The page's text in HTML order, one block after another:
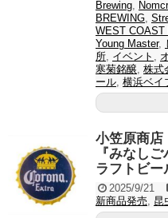
Brewing,
BREWING,
WEST COAST
Young Master,
所, イベント ,
寒菊銘醸, 株式
ール, 横浜ベイ
小笠原商店
『みなし
ラフトビー
2025/9/21
新商品発売, 昆